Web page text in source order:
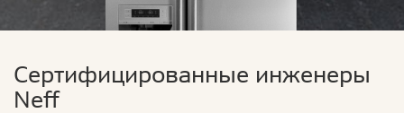
Сертифицированные инженеры
Neff